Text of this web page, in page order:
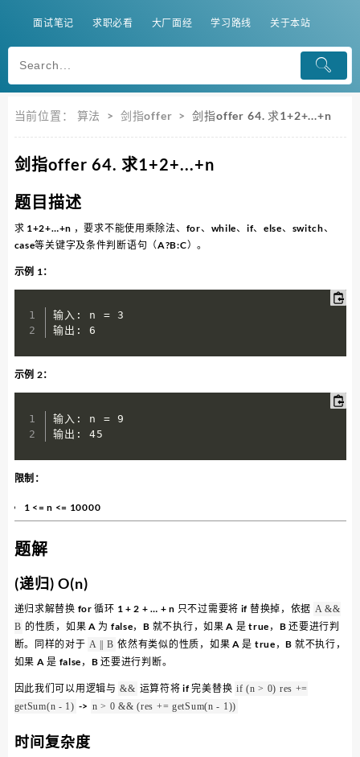
面试笔记 求职必看 大厂面经 学习路线 关于本站
当前位置： 算法 > 剑指offer >剑指offer 64. 求1+2+...+n
剑指offer 64. 求1+2+...+n
题目描述
求 1+2+…+n ，要求不能使用乘除法、for、while、if、else、switch、
case等关键字及条件判断语句（A?B:C）。
示例 1：
输入: n = 3
输出: 6
示例 2：
输入: n = 9
输出: 45
限制：
1 <= n <= 10000
题解
(递归) O(n)
递归求解替换 for 循环 1 + 2 + … + n 只不过需要将 if 替换掉，依据 A &&
B 的性质，如果 A 为 false，B 就不执行，如果 A 是 true，B 还要进行判
断。同样的对于 A || B 依然有类似的性质，如果 A 是 true，B 就不执行，
如果 A 是 false，B 还要进行判断。
因此我们可以用逻辑与 &&​ 运算符将 if 完美替换 if (n > 0) res +=
getSum(n - 1) -> n > 0 && (res += getSum(n - 1))
时间复杂度